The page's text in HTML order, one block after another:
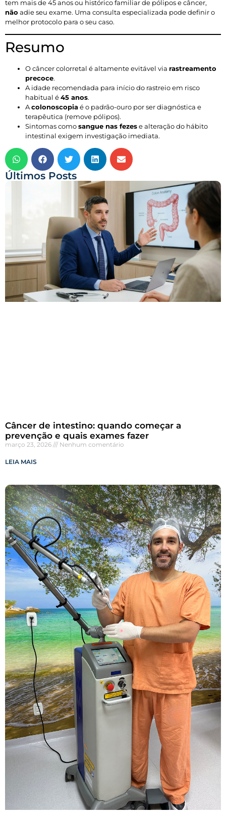
tem mais de 45 anos ou histórico familiar de pólipos e câncer,
não adie seu exame. Uma consulta especializada pode definir o
melhor protocolo para o seu caso.
Resumo
O câncer colorretal é altamente evitável via rastreamento
precoce.
A idade recomendada para início do rastreio em risco
habitual é45 anos.
Acolonoscopiaé o padrão-ouro por ser diagnóstica e
terapêutica (remove pólipos).
Sintomas comosangue nas fezese alteração do hábito
intestinal exigem investigação imediata.
Últimos Posts
Câncer de intestino: quando começar a
prevenção e quais exames fazer
março 23, 2026 Nenhum comentário
LEIA MAIS